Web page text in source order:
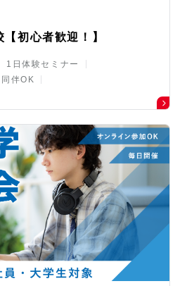
初心者歓迎！】
1日体験セミナー
伴OK